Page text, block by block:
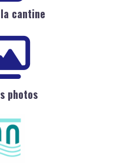
cantine
photos